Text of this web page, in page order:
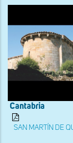
Cantabria
SAN MARTÍN DE